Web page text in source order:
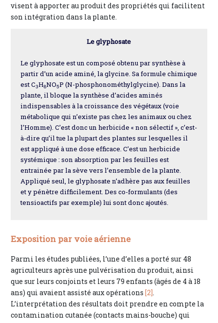
visent à apporter au produit des propriétés qui facilitent
son intégration dans la plante.
Le glyphosate
Le glyphosate est un composé obtenu par synthèse à
partir d’un acide aminé, la glycine. Sa formule chimique
est C3H8NO5P (N-phosphonométhylglycine). Dans la
plante, il bloque la synthèse d’acides aminés
indispensables à la croissance des végétaux (voie
métabolique qui n’existe pas chez les animaux ou chez
l’Homme). C’est donc un herbicide « non sélectif », c’est-
à-dire qu’il tue la plupart des plantes sur lesquelles il
est appliqué à une dose efficace. C’est un herbicide
systémique : son absorption par les feuilles est
entrainée par la sève vers l’ensemble de la plante.
Appliqué seul, le glyphosate n’adhère pas aux feuilles
et y pénètre difficilement. Des co-formulants (des
tensioactifs par exemple) lui sont donc ajoutés.
Exposition par voie aérienne
Parmi les études publiées, l’une d’elles a porté sur 48
agriculteurs après une pulvérisation du produit, ainsi
que sur leurs conjoints et leurs 79 enfants (âgés de 4 à 18
ans) qui avaient assisté aux opérations [2].
L’interprétation des résultats doit prendre en compte la
contamination cutanée (contacts mains-bouche) qui